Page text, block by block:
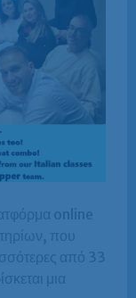
online
που
από 33
μια